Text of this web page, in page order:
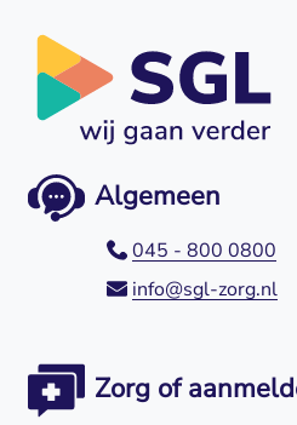
Algemeen
045 - 800 0800
info@sgl-zorg.nl
Zorg of